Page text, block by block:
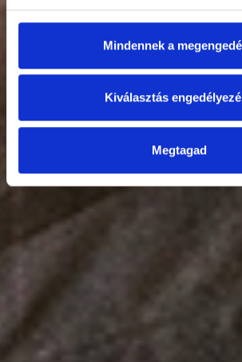
Mindennek a
Kiválasztás
Megtagad